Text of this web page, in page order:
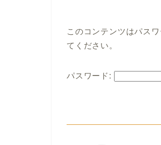
このコンテンツはパス
てください。
パスワード: